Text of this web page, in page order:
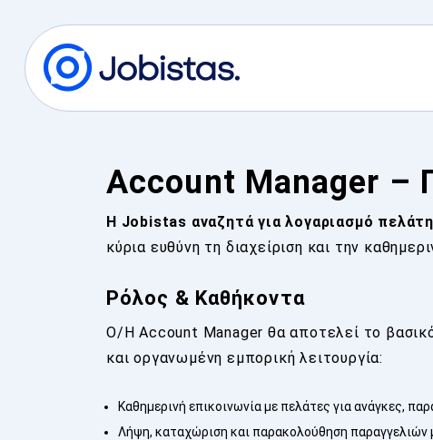
Account Manager –
Η Jobistas αναζητά για λογαριασμό
κύρια ευθύνη τη διαχείριση και την
Ρόλος & Καθήκοντα
Ο/Η Account Manager θα αποτελεί το
και οργανωμένη εμπορική λειτουργία:
Καθημερινή επικοινωνία με πελάτες για ανάγκες,
Λήψη, καταχώριση και παρακολούθηση παραγγελιών